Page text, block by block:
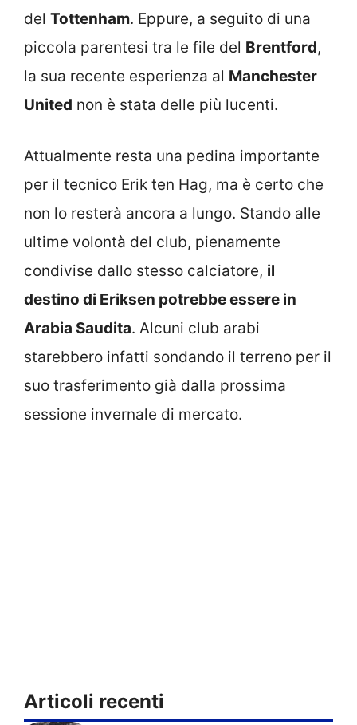
del Tottenham. Eppure, a seguito di una
piccola parentesi tra le file del Brentford,
la sua recente esperienza al Manchester
United non è stata delle più lucenti.
Attualmente resta una pedina importante
per il tecnico Erik ten Hag, ma è certo che
non lo resterà ancora a lungo. Stando alle
ultime volontà del club, pienamente
condivise dallo stesso calciatore, il
destino di Eriksen potrebbe essere in
Arabia Saudita. Alcuni club arabi
starebbero infatti sondando il terreno per il
suo trasferimento già dalla prossima
sessione invernale di mercato.
Articoli recenti